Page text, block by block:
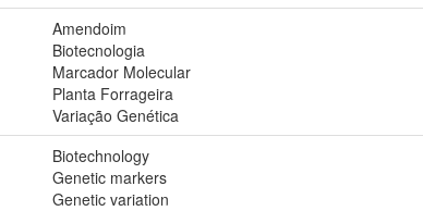
Amendoim
Biotecnologia
Marcador Molecular
Planta Forrageira
Variação Genética
Biotechnology
Genetic markers
Genetic variation